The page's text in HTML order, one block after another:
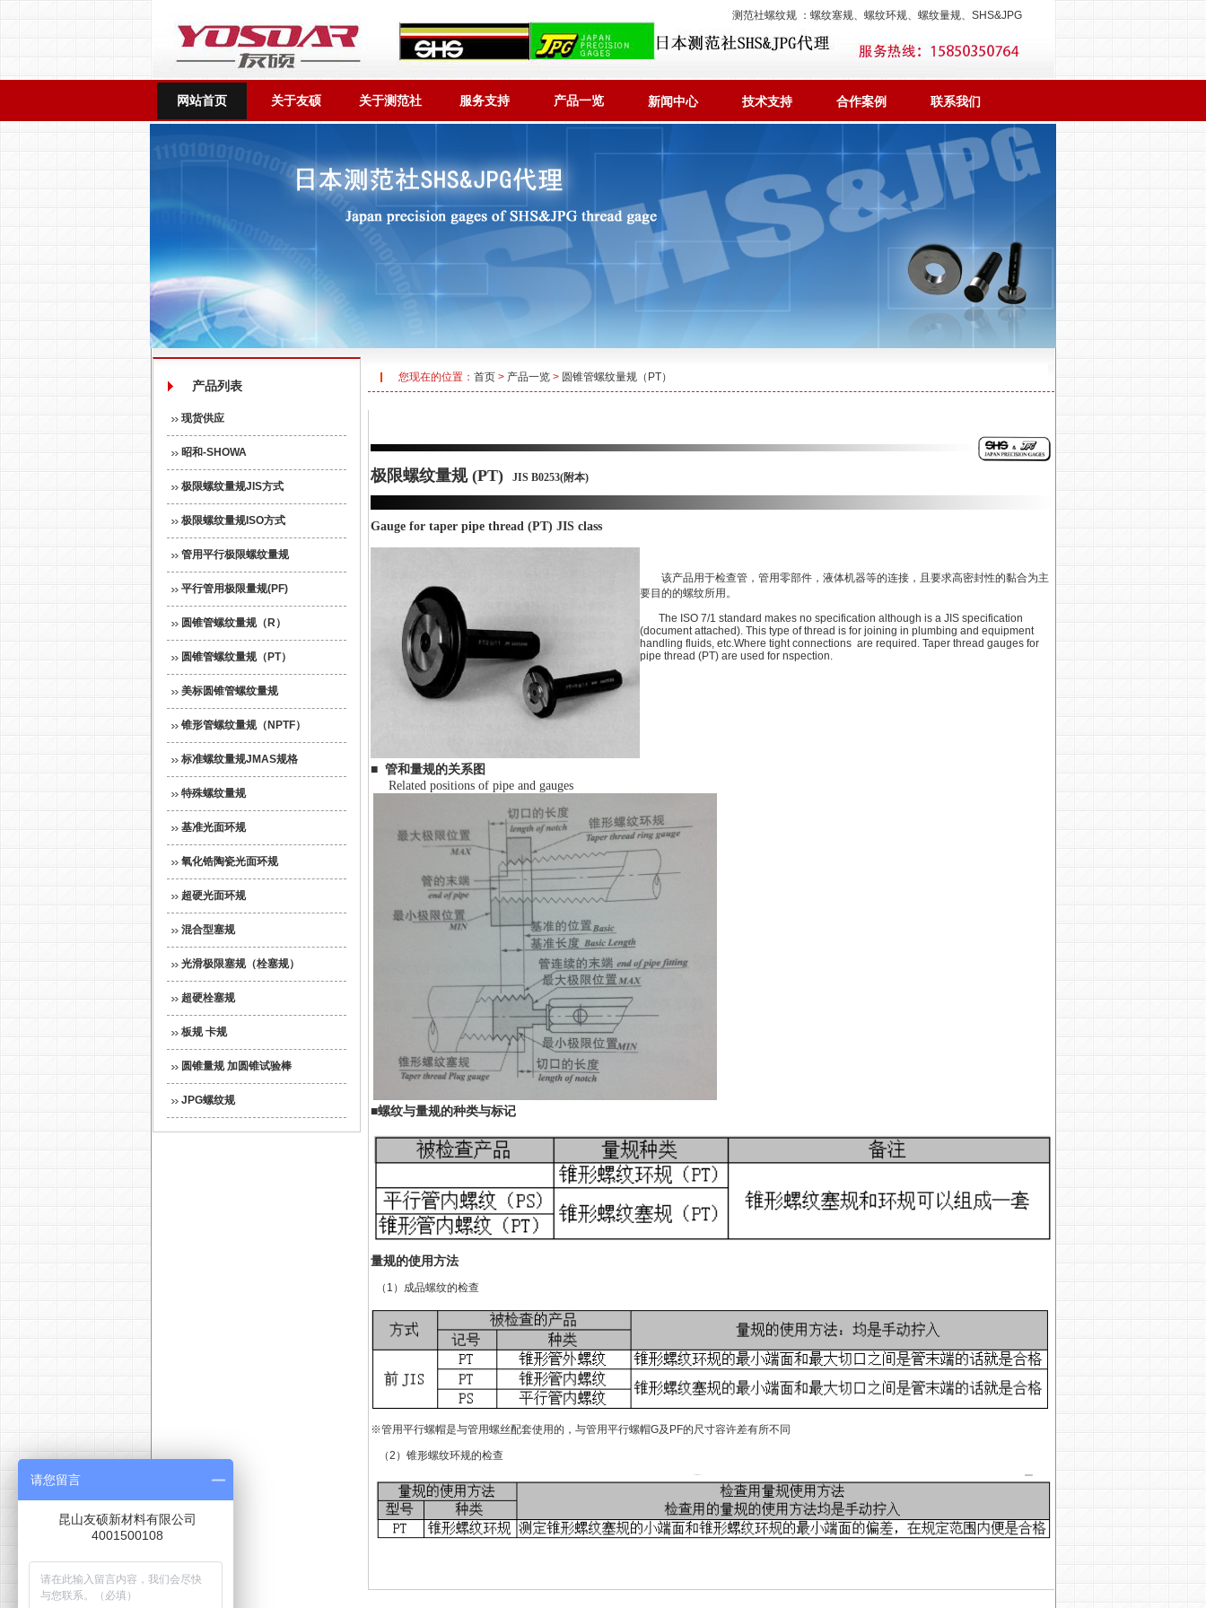
测范社螺纹规： 螺纹塞规、 螺纹环规、 螺纹量规、 SHS&JPG
网站首页 关于友硕 关于测范社 服务支持 产品一览 新闻中心 技术支持 合作案例 联系我们
产品列表
现货供应
昭和-SHOWA
极限螺纹量规JIS方式
极限螺纹量规ISO方式
管用平行极限螺纹量规
平行管用极限量规(PF)
圆锥管螺纹量规（R）
圆锥管螺纹量规（PT）
美标圆锥管螺纹量规
锥形管螺纹量规（NPTF）
标准螺纹量规JMAS规格
特殊螺纹量规
基准光面环规
氧化锆陶瓷光面环规
超硬光面环规
混合型塞规
光滑极限塞规（栓塞规）
超硬栓塞规
板规 卡规
圆锥量规 加圆锥试验棒
JPG螺纹规
您现在的位置： 首页> 产品一览> 圆锥管螺纹量规（PT）
极限螺纹量规 (PT) JIS B0253(附本)
Gauge for taper pipe thread (PT) JIS class
该产品用于检查管，管用零部件，液体机器等的连接，且要求高密封性的黏合为主
要目的的螺纹所用。
The ISO 7/1 standard makes no specification although is a JIS specification
(document attached). This type of thread is for joining in plumbing and equipment
handling fluids, etc.Where tight connections are required. Taper thread gauges for
pipe thread (PT) are used for nspection.
■ 管和量规的关系图
Related positions of pipe and gauges
■螺纹与量规的种类与标记
量规的使用方法
（1）成品螺纹的检查
※管用平行螺帽是与管用螺丝配套使用的，与管用平行螺帽G及PF的尺寸容许差有所不同
（2）锥形螺纹环规的检查
请您留言
昆山友硕新材料有限公司
4001500108